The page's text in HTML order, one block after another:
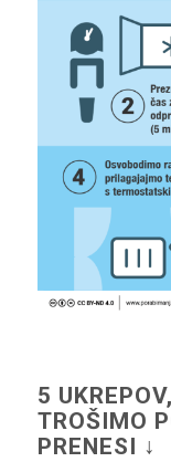
5
TROŠIMO
PRENESI ↓